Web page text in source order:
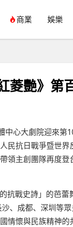
商業 娛樂
艷》第
心大劇院迎來第
民抗日戰爭暨世
領主創團隊再度
抗戰史詩」的芭
、成都、深圳等
情懷與民族精神的